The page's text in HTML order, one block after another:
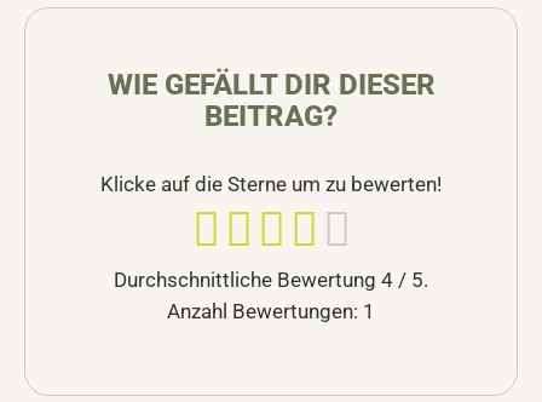
WIE GEFÄLLT DIR DIESER
BEITRAG?
Klicke auf die Sterne um zu bewerten!
Durchschnittliche Bewertung 4 / 5.
Anzahl Bewertungen: 1